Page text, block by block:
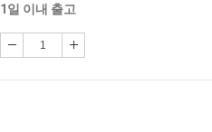
1일 이내 출고